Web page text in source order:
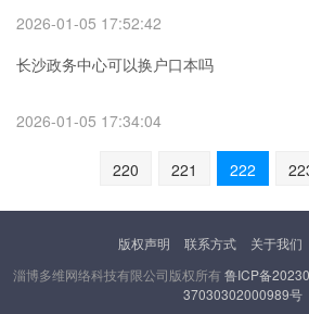
2026-01-05 17:52:42
长沙政务中心可以换户口本吗
2026-01-05 17:34:04
220 221 222
版权声明 联系方式 关于我们
淄博多维网络科技有限公司版权所有鲁ICP备
37030302000989号